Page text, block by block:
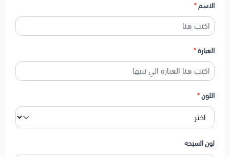
الاسم*
العبارة*
اللون*
لون السبحه